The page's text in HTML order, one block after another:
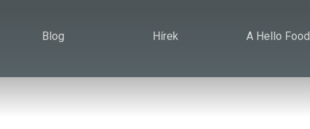
Blog Hírek A Hello Food